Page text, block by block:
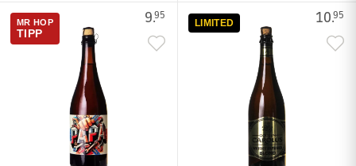
9.95
MR HOP
TIPP
10.95
LIMITED